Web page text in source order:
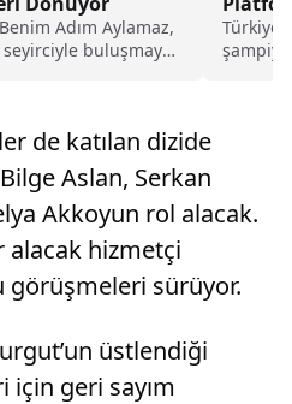
Adım Aylamaz,
buluşmaya
Türkiye
de katılan dizide
Aslan, Serkan
Akkoyun rol alacak.
alacak hizmetçi
sürüyor.
üstlendiği
geri sayım